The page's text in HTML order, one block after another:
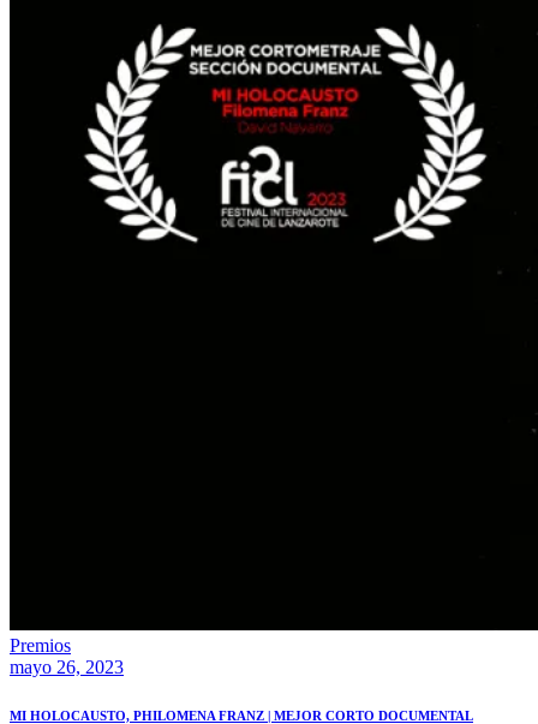
Premios
mayo 26, 2023
MI HOLOCAUSTO, PHILOMENA FRANZ | MEJOR CORTO DOCUMENTAL